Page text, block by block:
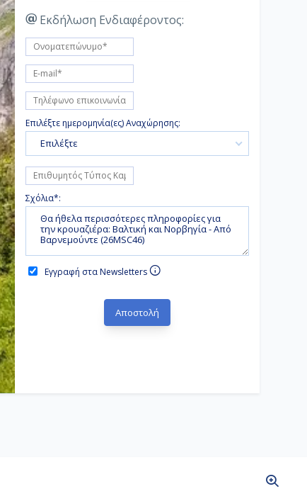
Εκδήλωση Ενδιαφέροντος:
Επιλέξτε ημερομηνία(ες) Αναχώρησης:
Επιλέξτε
Σχόλια*:
Εγγραφή στα Newsletters